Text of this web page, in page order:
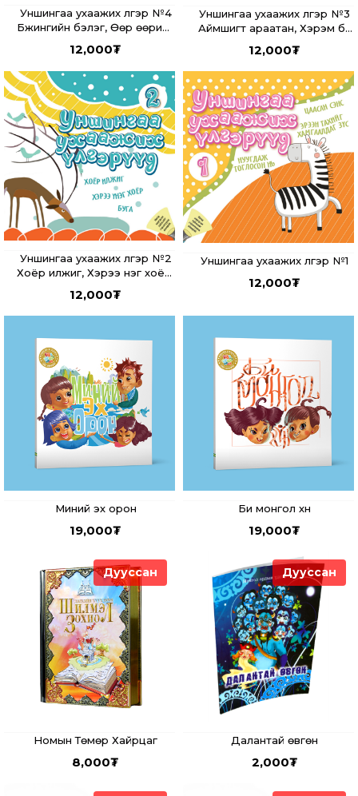
Уншингаа ухаажих үлгэр №4
Бүжингийн бэлэг, Өөр өөрийн
ээж
12,000₮
Уншингаа ухаажих үлгэр №3
Аймшигт араатан, Хэрэм ба
12,000₮
Уншингаа ухаажих үлгэр №2
Хоёр илжиг, Хэрээ үнэг хоёр,
12,000₮
Уншингаа ухаажих үлгэр №1
12,000₮
Миний эх орон
19,000₮
Би монгол хүн
19,000₮
Дууссан
Номын Төмөр Хайрцаг
8,000₮
Дууссан
Далантай өвгөн
2,000₮